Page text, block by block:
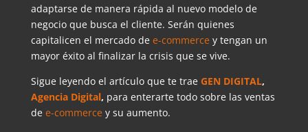
adaptarse de manera rápida al nuevo modelo de
negocio que busca el cliente. Serán quienes
capitalicen el mercado de e-commerce y tengan un
mayor éxito al finalizar la crisis que se vive.
Sigue leyendo el artículo que te trae GEN DIGITAL,
Agencia Digital, para enterarte todo sobre las ventas
de e-commerce y su aumento.